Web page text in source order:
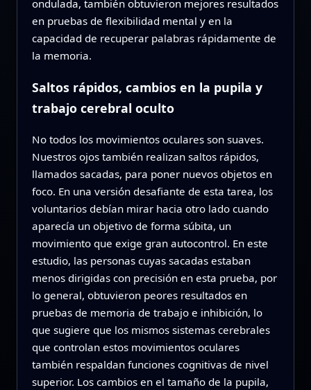
ondulada, también obtuvieron mejores resultados
en pruebas de flexibilidad mental y en la
capacidad de recuperar palabras rápidamente de
la memoria.
Saltos rápidos, cambios en la pupila y
trabajo cerebral oculto
No todos los movimientos oculares son suaves.
Nuestros ojos también realizan saltos rápidos,
llamados sacadas, para poner nuevos objetos en
foco. En una versión desafiante de esta tarea, los
voluntarios debían mirar hacia otro lado cuando
aparecía un objetivo de forma súbita, un
movimiento que exige gran autocontrol. En este
estudio, las personas cuyas sacadas estaban
menos dirigidas con precisión en esta prueba, por
lo general, obtuvieron peores resultados en
pruebas de memoria de trabajo e inhibición, lo
que sugiere que los mismos sistemas cerebrales
que controlan estos movimientos oculares
también respaldan funciones cognitivas de nivel
superior. Los cambios en el tamaño de la pupila,